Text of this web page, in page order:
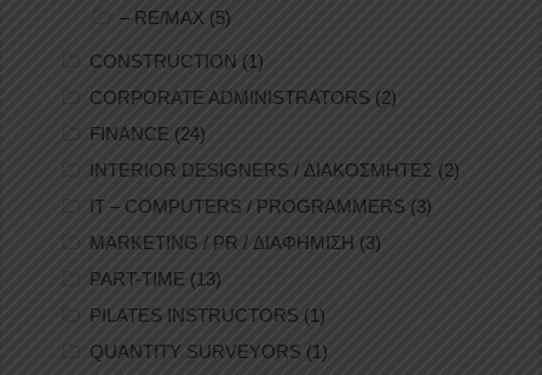
– RE/MAX (5)
CONSTRUCTION (1)
CORPORATE ADMINISTRATORS (2)
FINANCE (24)
INTERIOR DESIGNERS / ΔΙΑΚΟΣΜΗΤΕΣ (2)
IT – COMPUTERS / PROGRAMMERS (3)
MARKETING / PR / ΔΙΑΦΗΜΙΣΗ (3)
PART-TIME (13)
PILATES INSTRUCTORS (1)
QUANTITY SURVEYORS (1)